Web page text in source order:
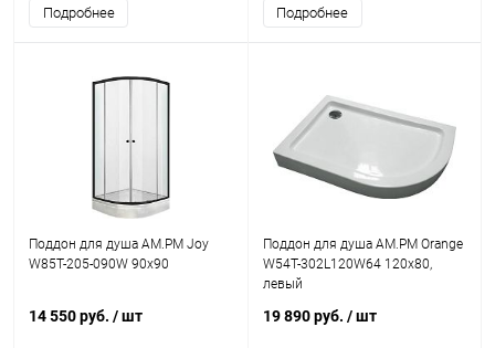
Подробнее Подробнее
Поддон для душа AM.PM Joy
W85T-205-090W 90x90
14 550 руб. / шт
Поддон для душа AM.PM Orange
W54T-302L120W64 120x80,
левый
19 890 руб. / шт